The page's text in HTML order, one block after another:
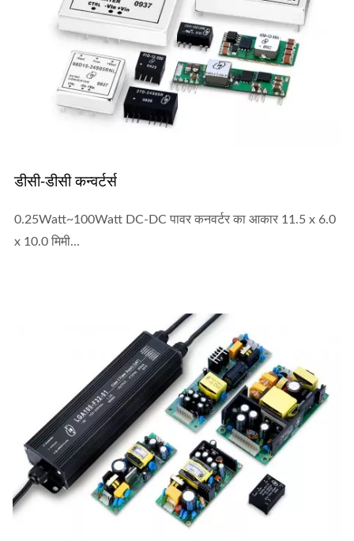
डीसी-डीसी कन्वर्टर्स
0.25Watt~100Watt DC-DC पावर कनवर्टर का आकार 11.5 x 6.0
x 10.0 मिमी...